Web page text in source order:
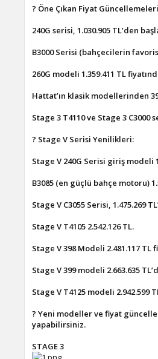
? Öne Çıkan Fiyat
240G serisi, 1.030.905 TL’den
B3000 Serisi (bahçecilerin
260G modeli 1.359.411 TL
Hattat’ın klasik modellerinden
Stage 3 T4110 ve Stage 3
? Stage V Serisi Yenilikleri:
Stage V 240G Serisi giriş modeli
B3085 (en güçlü bahçe motoru)
Stage V C3055 Serisi, 1.475.269
Stage V T4105 2.542.126 TL.
Stage V 398 Modeli 2.481.117
Stage V 399 modeli 2.663.635
Stage V T4125 modeli 2.942.599
? Yeni modeller ve fiyat
yapabilirsiniz.
STAGE 3